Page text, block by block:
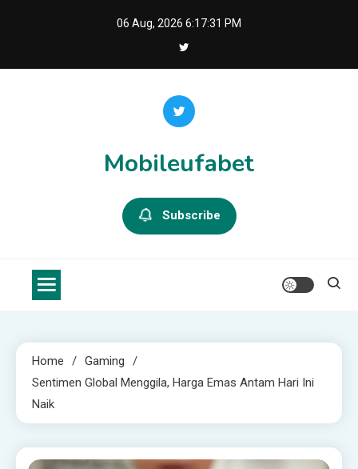
06 Aug, 2026 6:17:32 PM
Mobileufabet
Subscribe
Home
Gaming
Sentimen Global Menggila, Harga Emas Antam Hari Ini
Naik